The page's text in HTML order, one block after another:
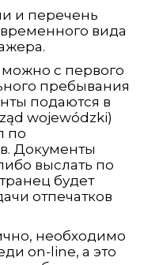
и перечень
вида
с первого
пребывания
подаются в
wojewódzki)
по
Документы
выслать по
будет
отпечатков
необходимо
on-line, а это